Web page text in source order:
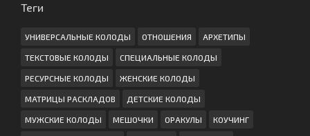
Теги
УНИВЕРСАЛЬНЫЕ КОЛОДЫ ОТНОШЕНИЯ АРХЕТИПЫ
ТЕКСТОВЫЕ КОЛОДЫ СПЕЦИАЛЬНЫЕ КОЛОДЫ
РЕСУРСНЫЕ КОЛОДЫ ЖЕНСКИЕ КОЛОДЫ
МАТРИЦЫ РАСКЛАДОВ ДЕТСКИЕ КОЛОДЫ
МУЖСКИЕ КОЛОДЫ МЕШОЧКИ ОРАКУЛЫ КОУЧИНГ